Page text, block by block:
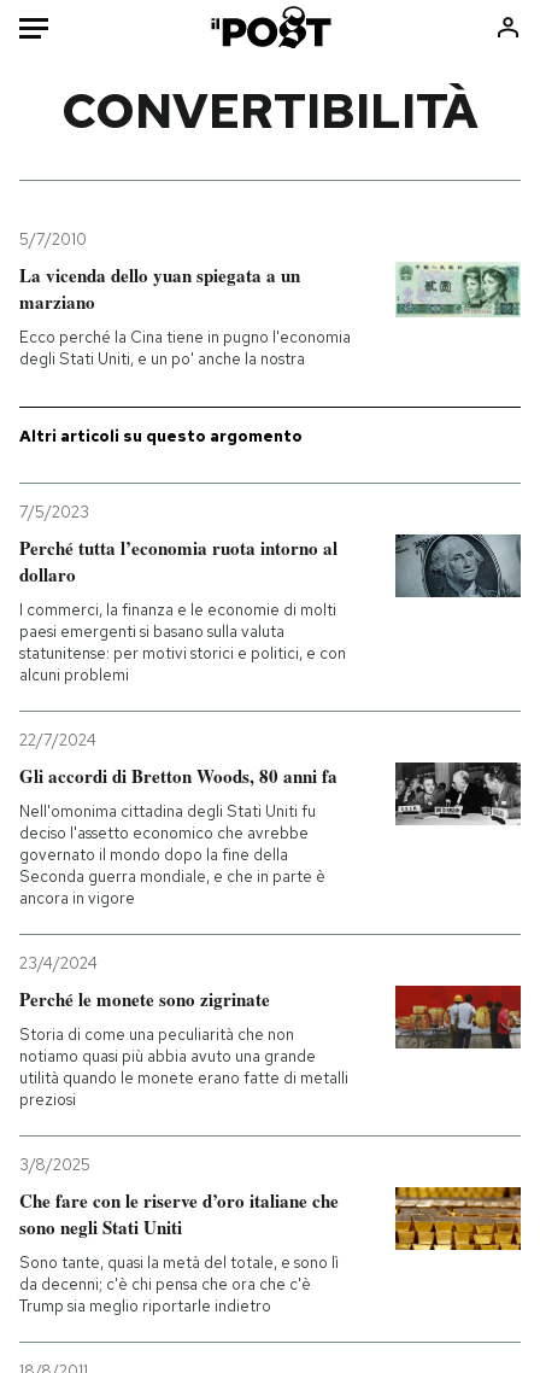
Mondo
Politica
Tecnologia
Internet
Cultura
Economia
Sport
Consumismi
Ok Boomer!
Europa
Mondiali calcio 2026
PODCAST
NEWSLETTER
I MIEI PREFERITI
SHOP
CALENDARIO
Entra
CONVERTIBILITÀ
5/7/2010
La vicenda dello yuan spiegata a un
marziano
Ecco perché la Cina tiene in pugno l'economia
degli Stati Uniti, e un po' anche la nostra
Altri articoli su questo argomento
7/5/2023
Perché tutta l’economia ruota intorno al
dollaro
I commerci, la finanza e le economie di molti
paesi emergenti si basano sulla valuta
statunitense: per motivi storici e politici, e con
alcuni problemi
22/7/2024
Gli accordi di Bretton Woods, 80 anni fa
Nell'omonima cittadina degli Stati Uniti fu
deciso l'assetto economico che avrebbe
governato il mondo dopo la fine della
Seconda guerra mondiale, e che in parte è
ancora in vigore
23/4/2024
Perché le monete sono zigrinate
Storia di come una peculiarità che non
notiamo quasi più abbia avuto una grande
utilità quando le monete erano fatte di metalli
preziosi
3/8/2025
Che fare con le riserve d’oro italiane che
sono negli Stati Uniti
Sono tante, quasi la metà del totale, e sono lì
da decenni; c'è chi pensa che ora che c'è
Trump sia meglio riportarle indietro